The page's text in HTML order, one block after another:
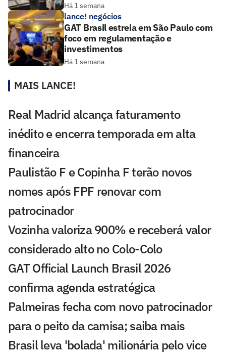
Há 1 semana
lance! negócios
GAT Brasil estreia em São Paulo com
foco em regulamentação e
investimentos
Há 1 semana
MAIS LANCE!
Real Madrid alcança faturamento
inédito e encerra temporada em alta
financeira
Paulistão F e Copinha F terão novos
nomes após FPF renovar com
patrocinador
Vozinha valoriza 900% e receberá valor
considerado alto no Colo-Colo
GAT Official Launch Brasil 2026
confirma agenda estratégica
Palmeiras fecha com novo patrocinador
para o peito da camisa; saiba mais
Brasil leva 'bolada' milionária pelo vice